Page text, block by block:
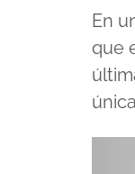
En
que